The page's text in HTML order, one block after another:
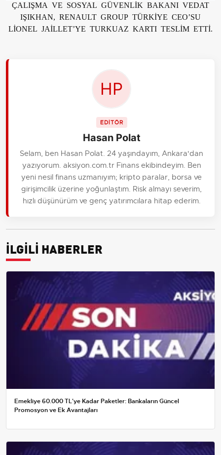
ÇALIŞMA VE SOSYAL GÜVENLİK BAKANI VEDAT
IŞIKHAN, RENAULT GROUP TÜRKİYE CEO’SU
LİONEL JAİLLET’YE TURKUAZ KARTI TESLİM ETTİ.
EDİTÖR
Hasan Polat
Selam, ben Hasan Polat. 24 yaşındayım, Ankara'dan
yazıyorum. aksiyon.com.tr Finans ekibindeyim. Ben
yeni nesil finans uzmanıyım; kripto paralar, borsa ve
girişimcilik üzerine yoğunlaştım. Risk almayı severim,
hızlı düşünürüm ve genç yatırımcılara hitap ederim.
İLGİLİ HABERLER
Emekliye 60.000 TL'ye Kadar Paketler: Bankaların Güncel
Promosyon ve Ek Avantajları